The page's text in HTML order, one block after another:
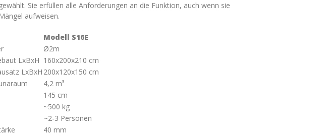
Sie erfüllen alle Anforderungen an die Funktion, auch wenn sie
aufweisen.
Modell S16E
Ø2m
LxBxH 160х200х210 cm
LxBxH 200х120х150 cm
4,2 m³
145 cm
~500 kg
~2-3 Personen
40 mm